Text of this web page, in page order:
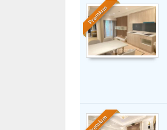
Premium
Premium